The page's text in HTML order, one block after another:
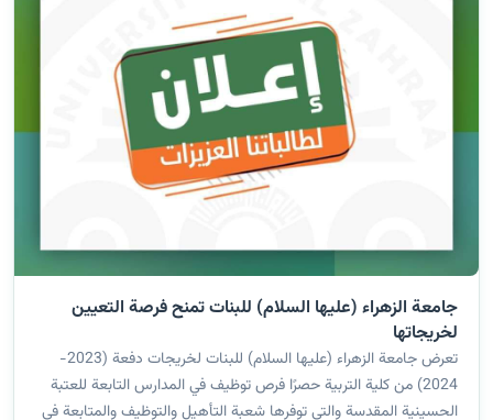
جامعة الزهراء (عليها السلام) للبنات تمنح فرصة التعيين
لخريجاتها
تعرض جامعة الزهراء (عليها السلام) للبنات لخريجات دفعة (2023-
2024) من كلية التربية حصرًا فرص توظيف في المدارس التابعة للعتبة
الحسينية المقدسة والتي توفرها شعبة التأهيل والتوظيف والمتابعة في